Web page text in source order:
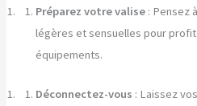
Préparez votre valise : Pensez
légères et sensuelles pour
équipements.
Déconnectez-vous : Laissez